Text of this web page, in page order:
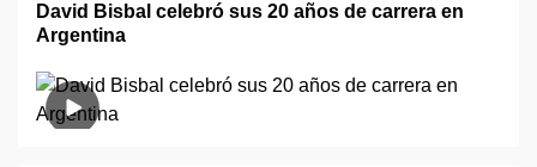
David Bisbal celebró sus 20 años de carrera en
Argentina